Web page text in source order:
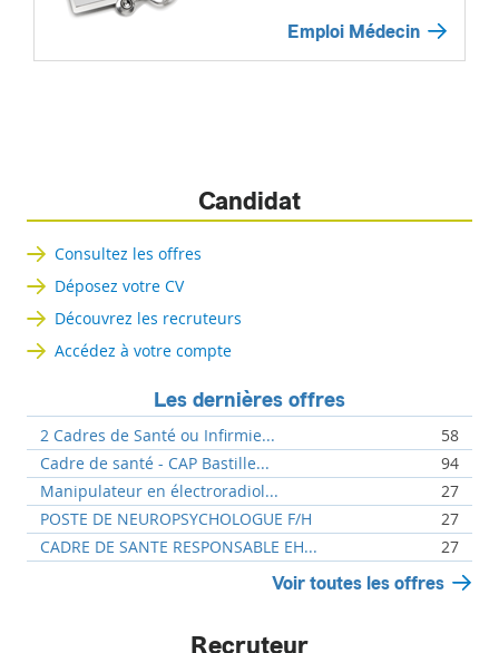
Emploi Médecin
Candidat
Consultez les offres
Déposez votre CV
Découvrez les recruteurs
Accédez à votre compte
Les dernières offres
2 Cadres de Santé ou Infirmie...
58
Cadre de santé - CAP Bastille...
94
Manipulateur en électroradiol...
27
POSTE DE NEUROPSYCHOLOGUE F/H
27
CADRE DE SANTE RESPONSABLE EH...
27
Voir toutes les offres